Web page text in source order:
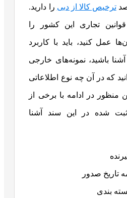
ترخیص کالا از دبی را دارید.
قوانین تجاری این کشور را
عمل کنید، باید با کاربرد
باشید، نمونه‌های خارجی
که در آن چه نوع اطلاعاتی
در ادامه با برخی از
شده در این سند آشنا
تاریخ صدور
بندی